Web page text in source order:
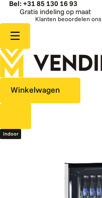
Bel: +31 85 130 16 93
Gratis indeling op maat
Klanten beoordelen
Winkelwagen
Indoor